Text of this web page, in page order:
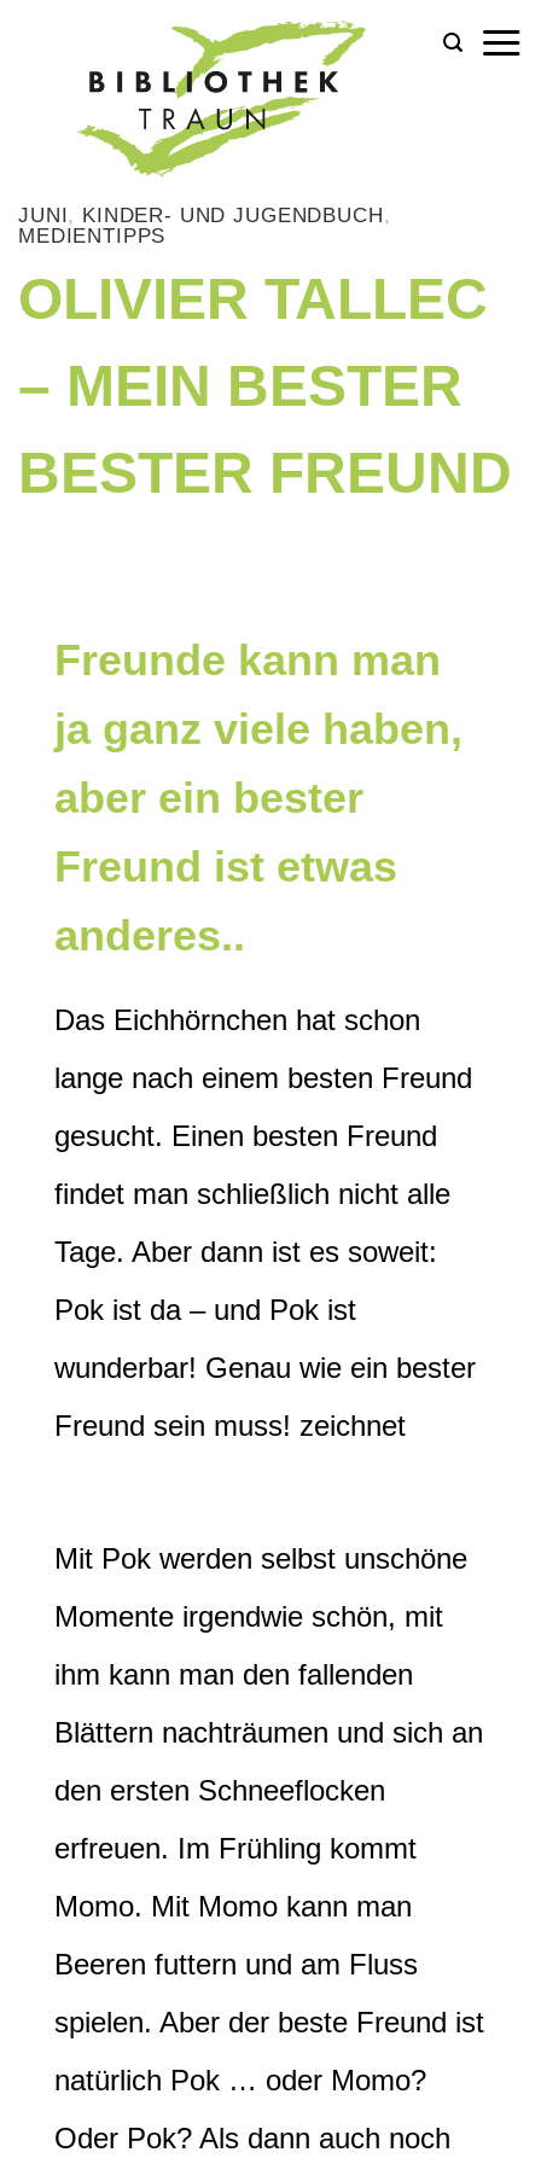
JUNI, KINDER- UND JUGENDBUCH,
MEDIENTIPPS
OLIVIER TALLEC
– MEIN BESTER
BESTER FREUND
Freunde kann man
ja ganz viele haben,
aber ein bester
Freund ist etwas
anderes..
Das Eichhörnchen hat schon
lange nach einem besten Freund
gesucht. Einen besten Freund
findet man schließlich nicht alle
Tage. Aber dann ist es soweit:
Pok ist da – und Pok ist
wunderbar! Genau wie ein bester
Freund sein muss! zeichnet
Mit Pok werden selbst unschöne
Momente irgendwie schön, mit
ihm kann man den fallenden
Blättern nachträumen und sich an
den ersten Schneeflocken
erfreuen. Im Frühling kommt
Momo. Mit Momo kann man
Beeren futtern und am Fluss
spielen. Aber der beste Freund ist
natürlich Pok … oder Momo?
Oder Pok? Als dann auch noch